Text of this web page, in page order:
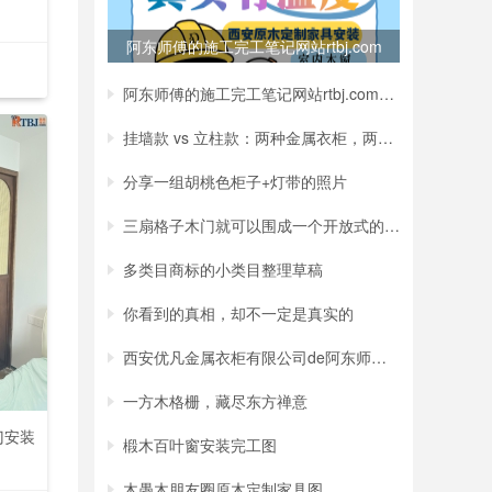
0
装
阿东师傅的施工完工笔记网站rtbj.com
阿东师傅的施工完工笔记网站rtbj.com海报
挂墙款 vs 立柱款：两种金属衣柜，两种截然
分享一组胡桃色柜子+灯带的照片
三扇格子木门就可以围成一个开放式的小房间
多类目商标的小类目整理草稿
你看到的真相，却不一定是真实的
西安优凡金属衣柜有限公司de阿东师傅手把手
一方木格栅，藏尽东方禅意
椴木百叶窗安装完工图